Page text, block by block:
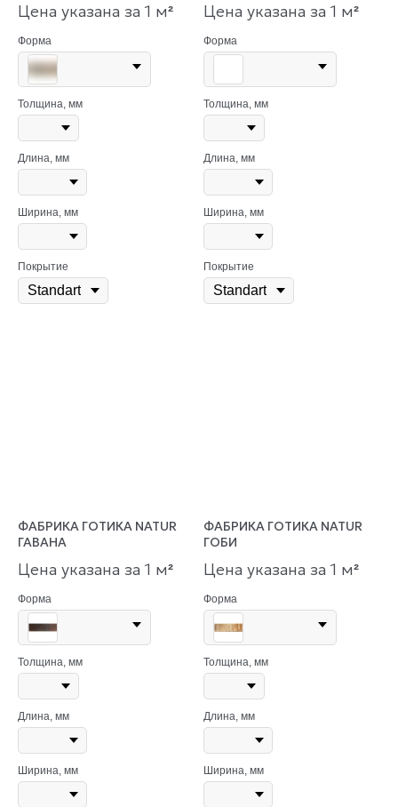
Цена указана за 1 м²
Форма
Толщина, мм
Длина, мм
Ширина, мм
Покрытие
Цена указана за 1 м²
Форма
Толщина, мм
Длина, мм
Ширина, мм
Покрытие
ФАБРИКА ГОТИКА NATUR
ГАВАНА
Цена указана за 1 м²
Форма
Толщина, мм
Длина, мм
Ширина, мм
ФАБРИКА ГОТИКА NATUR
ГОБИ
Цена указана за 1 м²
Форма
Толщина, мм
Длина, мм
Ширина, мм